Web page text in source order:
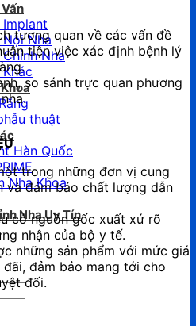
Implant
Nha
Nha
thuật
Hàn Quốc
Nha Khoa
Nha Uy Tín
tương quan về các vấn đề
tiện việc xác định bệnh lý
so sánh trực quan phương
trong những đơn vị cung
và đảm bảo chất lượng dẫn
có nguồn gốc xuất xứ rõ
nhận của bộ y tế.
những sản phẩm với mức giá
đảm bảo mang tới cho
đối.